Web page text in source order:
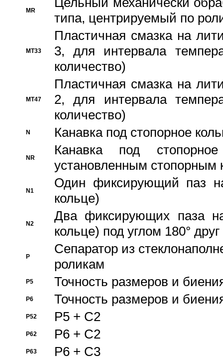
MR
типа, центрируемый по
MT33
Пластичная смазка на
3, для интервала
количество)
MT47
Пластичная смазка на
2, для интервала
количество)
N Канавка под стопорное
NR
Канавка под
установленным стопорным
N1
Один фиксирующий паз
кольце)
N2
Два фиксирующих паза
кольце) под углом 180° друг
P
Cепаратор из
роликам
P5 Точность размеров и
P6 Точность размеров и
P52 P5 + C2
P62 P6 + C2
P63 P6 + C3